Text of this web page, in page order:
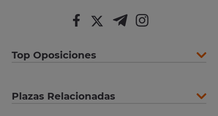
Top Oposiciones
Plazas Relacionadas